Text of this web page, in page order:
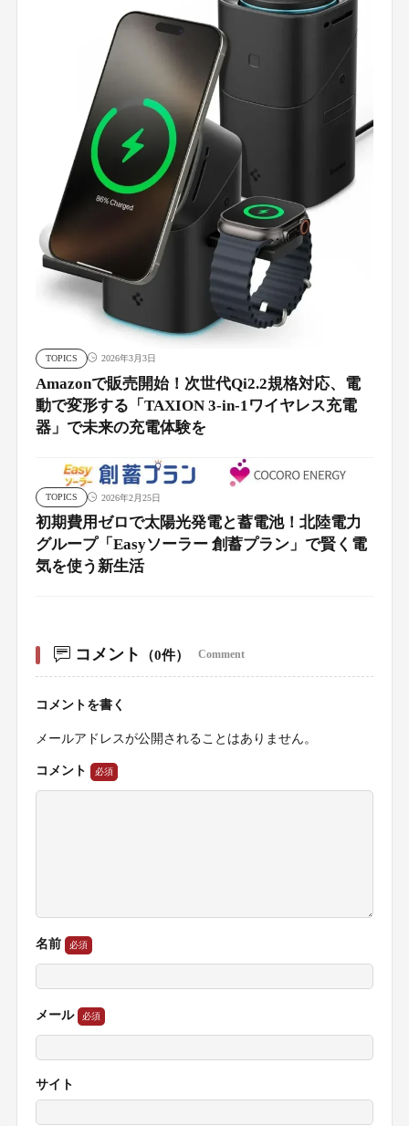
TOPICS 2026年3月3日
Amazonで販売開始！次世代Qi2.2規格対応、電
動で変形する「TAXION 3-in-1ワイヤレス充電
器」で未来の充電体験を
TOPICS 2026年2月25日
初期費用ゼロで太陽光発電と蓄電池！北陸電力
グループ「Easyソーラー 創蓄プラン」で賢く電
気を使う新生活
コメント （0件） Comment
コメントを書く
メールアドレスが公開されることはありません。
コメント
名前
メール
サイト